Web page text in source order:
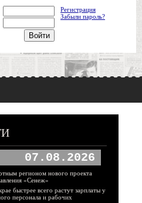
Регистрация
Забыли пароль?
07.08.2026
регионом нового проекта
«Сенеж»
быстрее всего растут зарплаты у
персонала и рабочих